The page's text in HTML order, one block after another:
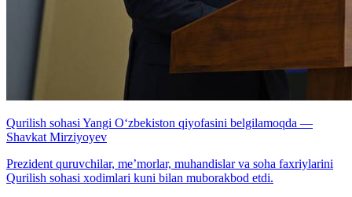
Qurilish sohasi Yangi O‘zbekiston qiyofasini belgilamoqda —
Shavkat Mirziyoyev
Prezident quruvchilar, me’morlar, muhandislar va soha faxriylarini
Qurilish sohasi xodimlari kuni bilan muborakbod etdi.